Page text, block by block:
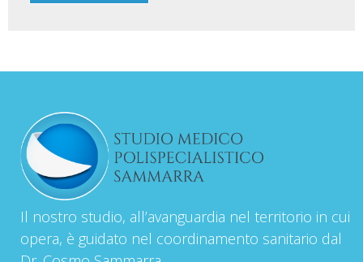
Il nostro studio, all’avanguardia nel territorio in cui
opera, è guidato nel coordinamento sanitario dal